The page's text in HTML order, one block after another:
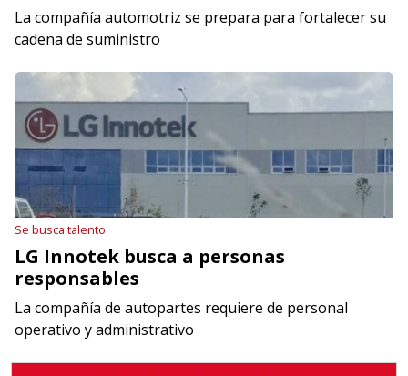
La compañía automotriz se prepara para fortalecer su
cadena de suministro
Se busca talento
LG Innotek busca a personas
responsables
La compañía de autopartes requiere de personal
operativo y administrativo